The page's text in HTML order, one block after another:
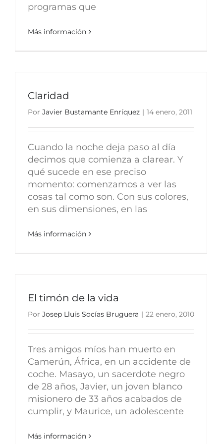
programas que
Más información
Claridad
Por Javier Bustamante Enríquez | 14 enero, 2011
Cuando la noche deja paso al día
decimos que comienza a clarear. Y
qué sucede en ese preciso
momento: comenzamos a ver las
cosas tal como son. Con sus colores,
en sus dimensiones, en las
Más información
El timón de la vida
Por Josep Lluís Socías Bruguera | 22 enero, 2010
Tres amigos míos han muerto en
Camerún, África, en un accidente de
coche. Masayo, un sacerdote negro
de 28 años, Javier, un joven blanco
misionero de 33 años acabados de
cumplir, y Maurice, un adolescente
Más información